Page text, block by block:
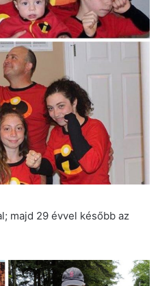
majd 29 évvel később az